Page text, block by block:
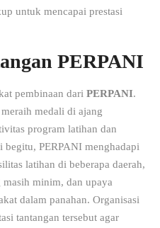
untuk mencapai prestasi
PERPANI
pembinaan dari PERPANI.
medali di ajang
program latihan dan
PERPANI menghadapi
latihan di beberapa daerah,
minim, dan upaya
dalam panahan. Organisasi
tantangan tersebut agar